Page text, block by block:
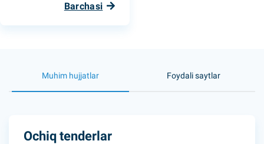
Barchasi
Muhim hujjatlar Foydali saytlar
Ochiq tenderlar